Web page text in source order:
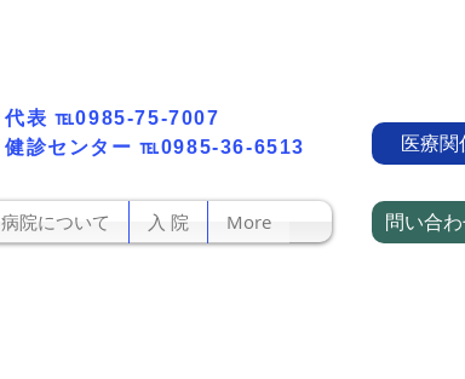
​健診センター℡0985-36-6513
代表​ ℡0985-75-7007
医療関
病院について 入 院 More 問い合